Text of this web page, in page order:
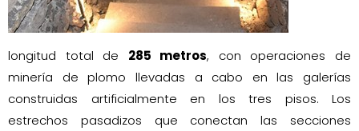
longitud total de 285 metros, con operaciones de
minería de plomo llevadas a cabo en las galerías
construidas artificialmente en los tres pisos. Los
estrechos pasadizos que conectan las secciones